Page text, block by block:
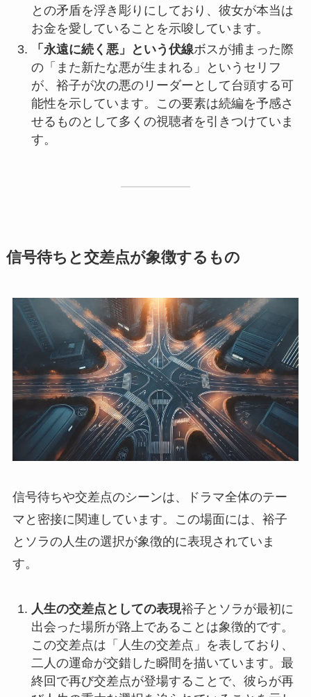
との矛盾を浮き彫りにしており、彼女が本当は
お金を愛していることを示唆しています。
「永遠に続く悪」という伏線ボスが捕まった際
の「また新たな悪が生まれる」というセリフ
が、裕子が次の悪のリーダーとして台頭する可
能性を示しています。この要素は続編を予感さ
せるものとして多くの視聴者を引きつけていま
す。
信号待ちと交差点が象徴するもの
信号待ちや交差点のシーンは、ドラマ全体のテー
マと密接に関連しています。この場面には、裕子
とソラの人生の選択が象徴的に表現されていま
す。
人生の交差点としての表現裕子とソラが最初に
出会った場所が路上であることは象徴的です。
この交差点は「人生の交差点」を表しており、
二人の運命が交錯した瞬間を描いています。最
終回で再び交差点が登場することで、彼らが再